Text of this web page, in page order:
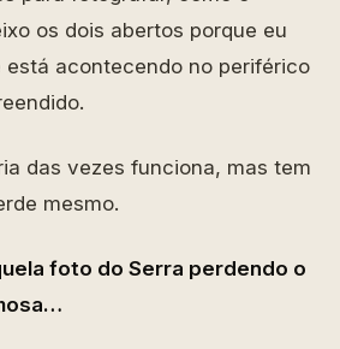
os dois abertos porque eu
está acontecendo no periférico
das vezes funciona, mas tem
mesmo.
foto do Serra perdendo o